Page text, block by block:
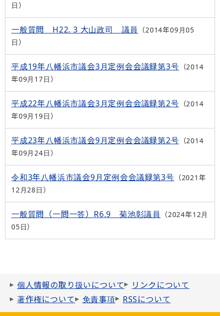
日
一般質問 H22. 3 大山政司 議員
2014年09月05
日
平成19年八幡浜市議会3月定例会会議録第3号
2014
年09月17日
平成22年八幡浜市議会3月定例会会議録第2号
2014
年09月19日
平成23年八幡浜市議会9月定例会会議録第2号
2014
年09月24日
令和3年八幡浜市議会9月定例会会議録第3号
2021年
12月28日
一般質問（一問一答）R6.9 菊池彰議員
2024年12月
05日
個人情報の取り扱いについて
リンクについて
著作権について
免責事項 RSSについて